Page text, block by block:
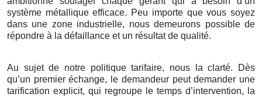
système métallique efficace. Peu importe que vous soyez
dans une zone industrielle, nous demeurons possible de
répondre à la défaillance et un résultat de qualité.
Au sujet de notre politique tarifaire, nous la clarté. Dès
qu’un premier échange, le demandeur peut demander une
tarification explicit, qui regroupe le temps d’intervention, la